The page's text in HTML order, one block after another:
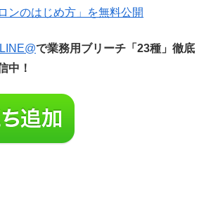
ンのはじめ方」を無料公開
LINE@で業務用ブリーチ「23種」徹底
中！